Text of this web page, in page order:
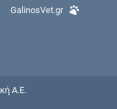
GalinosVet.gr
Α.Ε.